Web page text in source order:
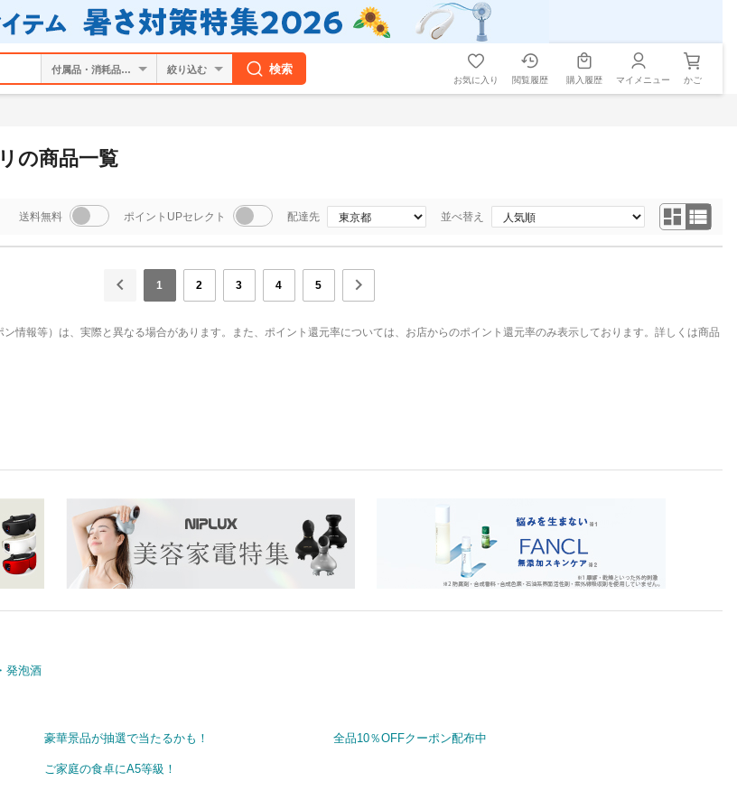
絞り込む 検索
お気に入り 閲覧履歴 購入履歴 マイメニュー かご
の商品一覧
送料無料 ポイントUPセレクト 配達先 並べ替え
1 2 3 4 5
情報等）は、実際と異なる場合があります。また、ポイント還元率については、お店からのポイント還元率のみ表示しております。詳しくは商品
発泡酒
豪華景品が抽選で当たるかも！ 全品10％OFFクーポン配布中
ご家庭の食卓にA5等級！